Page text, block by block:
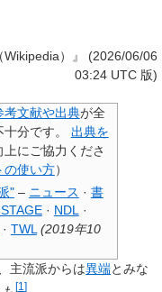
）』 (2026/06/06
03:24 UTC 版)
考文献や出典が全
分です。
出典を
にご協力くださ
の使い方）
" – ニュース · 書
· NDL ·
· TWL (2019年10
主流派からは異端とみな
[1 ]